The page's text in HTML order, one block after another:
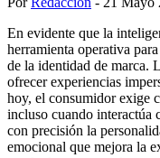
En evidente que la
herramienta operativa
de la identidad de marca.
ofrecer experiencias
hoy, el consumidor exige
incluso cuando interactúa
con precisión la
emocional que mejora la